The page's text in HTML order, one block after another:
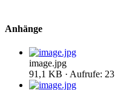
Anhänge
image.jpg
91,1 KB · Aufrufe: 23